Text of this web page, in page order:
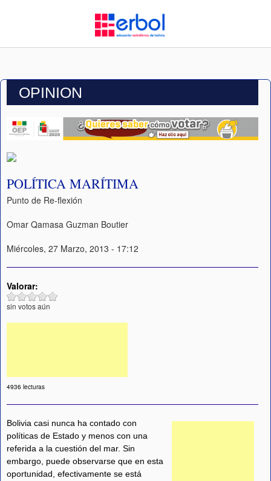
OPINION
POLÍTICA MARÍTIMA
Punto de Re-flexión
Omar Qamasa Guzman Boutier
Miércoles, 27 Marzo, 2013 - 17:12
Valorar:
sin votos aún
4936 lecturas
Bolivia casi nunca ha contado con
políticas de Estado y menos con una
referida a la cuestión del mar. Sin
embargo, puede observarse que en esta
oportunidad, efectivamente se está